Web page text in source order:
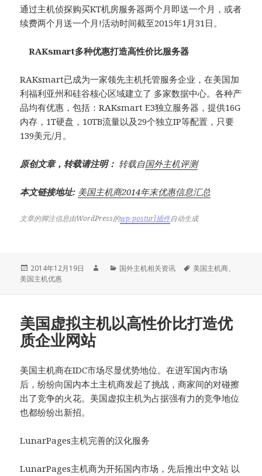
通过主机侦探购买KT机房服务器两个月即送一个月，或者
续费两个月送一个月!活动时间截至2015年1月31日。
RAKsmart多种优惠打造高性价比服务器
RAKsmart已成为一家领先主机托管服务企业，在美国加
利福利亚州和硅谷核心区域建立了 多家数据中心。各种产
品均有优惠，包括：RAKsmart E3独立服务器，提供16G
内存，1T硬盘，10TB流量以及29个独立IP等配置，只要
139美元/月。
原创文章，转载请注明： 转载自国外主机评测
本文链接地址: 美国主机商2014年末优惠信息汇总
文章的脚注信息由WordPress的wp-posturl插件自动生成
发
布
2014年12月19日
分
国外主机相关资讯
标
美国主机商、
美国主机优惠
美国虚拟主机以高性价比打造优
质企业网站
美国主机商在IDC市场尽显优势地位。在进军国内市场
后，纷纷向国内本土主机商发起了挑战，商家间的对碰擦
出了竞争的火花。美国虚拟主机为占据强有力的竞争地位
也都纷纷出新招。
LunarPages主机完善的汉化服务
LunarPages主机商为开拓国内市场，先后推出中文站 以